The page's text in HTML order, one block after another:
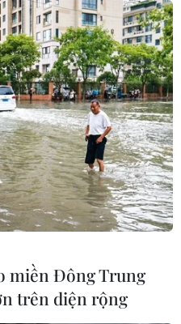
đổi tên thành Cộng
thỏa thuận giữa nước
thành Cộng hòa Bắc
vào ngày 12/2
miền Đông Trung
trên diện rộng